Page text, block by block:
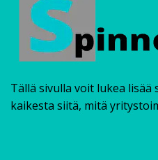
Tällä sivulla voit lukea
kaikesta siitä, mitä